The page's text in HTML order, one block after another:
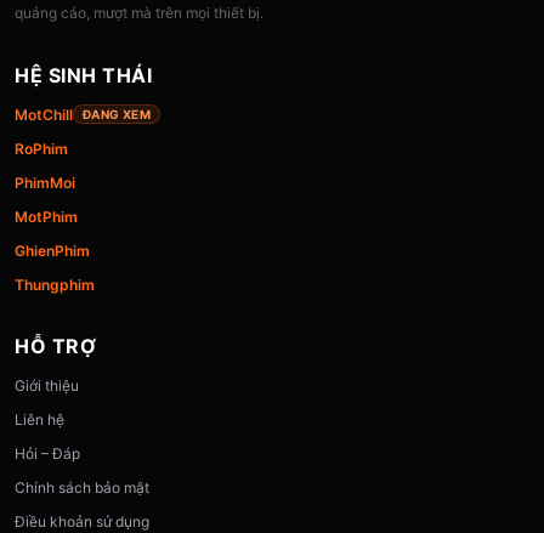
quảng cáo, mượt mà trên mọi thiết bị.
HỆ SINH THÁI
MotChill ĐANG XEM
RoPhim
PhimMoi
MotPhim
GhienPhim
Thungphim
HỖ TRỢ
Giới thiệu
Liên hệ
Hỏi – Đáp
Chính sách bảo mật
Điều khoản sử dụng